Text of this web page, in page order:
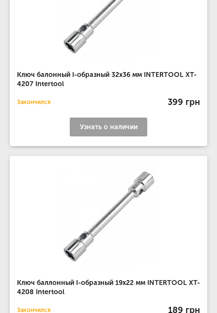
Ключ балонный I-образный 32х36 мм INTERTOOL XT-
4207 Intertool
Закончился 399 грн
Узнать о наличии
Ключ баллонный I-образный 19х22 мм INTERTOOL XT-
4208 Intertool
Закончился 189 грн